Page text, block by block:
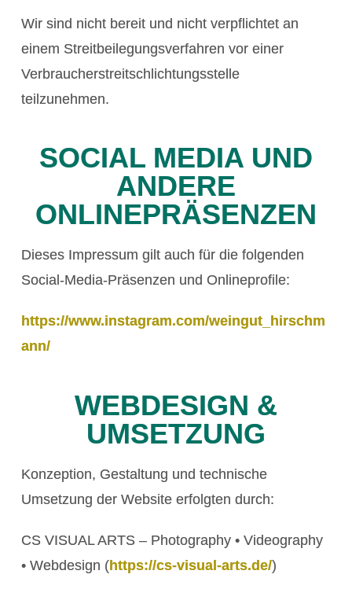
Wir sind nicht bereit und nicht verpflichtet an
einem Streitbeilegungsverfahren vor einer
Verbraucherstreitschlichtungsstelle
teilzunehmen.
SOCIAL MEDIA UND
ANDERE
ONLINEPRÄSENZEN
Dieses Impressum gilt auch für die folgenden
Social-Media-Präsenzen und Onlineprofile:
https://www.instagram.com/weingut_hirschm
ann/
WEBDESIGN &
UMSETZUNG
Konzeption, Gestaltung und technische
Umsetzung der Website erfolgten durch:
CS VISUAL ARTS – Photography • Videography
• Webdesign (https://cs-visual-arts.de/)